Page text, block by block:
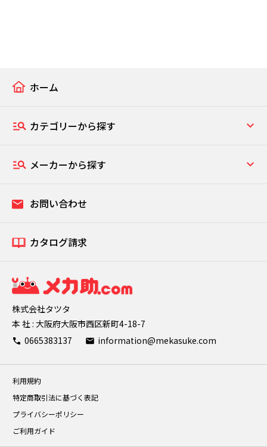
株式会社タツタ
本 社 : 大阪府大阪市西区新町4-18-7
0665383137
information@mekasuke.com
ホーム
カテゴリーから探す
メーカーから探す
お問い合わせ
カタログ請求
利用規約
特定商取引法に基づく表記
プライバシーポリシー
ご利用ガイド